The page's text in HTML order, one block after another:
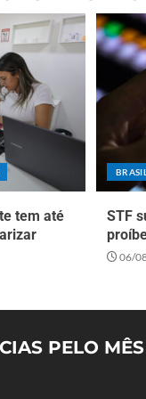
tem até
BRASIL
STF
06/
PELO MÊS